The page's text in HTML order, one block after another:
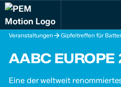
Veranstaltungen Gipfeltreffen für
AABC
Eine der weltweit